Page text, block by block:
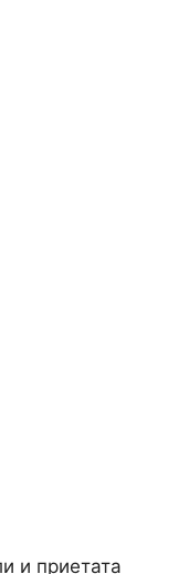
и приетата